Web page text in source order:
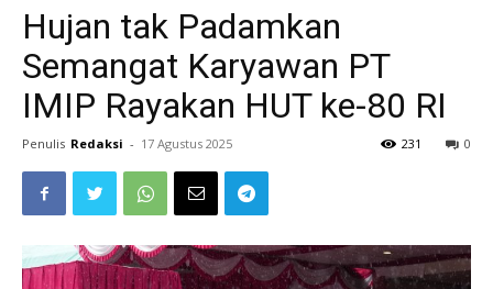
Hujan tak Padamkan
Semangat Karyawan PT
IMIP Rayakan HUT ke-80 RI
Penulis Redaksi - 17 Agustus 2025 0
231